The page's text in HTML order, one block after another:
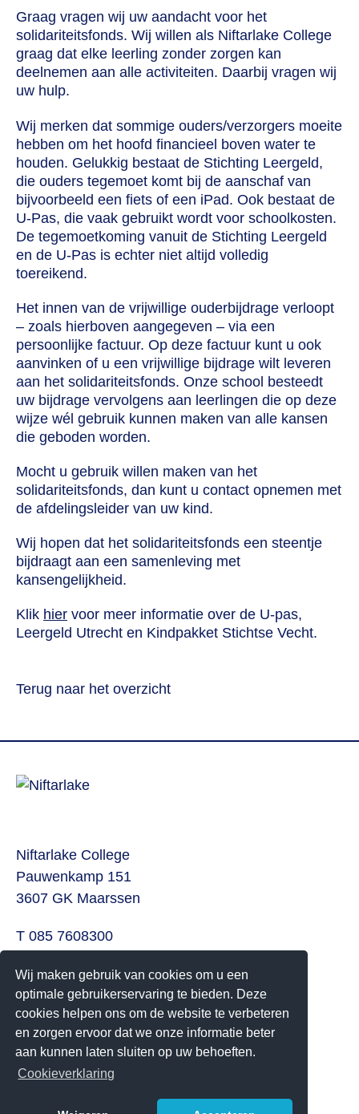
Wij maken gebruik van cookies om u een
optimale gebruikerservaring te bieden. Deze
cookies helpen ons om de website te verbeteren
en zorgen ervoor dat we onze informatie beter
aan kunnen laten sluiten op uw behoeften.
Cookieverklaring
Graag vragen wij uw aandacht voor het
solidariteitsfonds. Wij willen als Niftarlake College
graag dat elke leerling zonder zorgen kan
deelnemen aan alle activiteiten. Daarbij vragen wij
uw hulp.
Wij merken dat sommige ouders/verzorgers moeite
hebben om het hoofd financieel boven water te
houden. Gelukkig bestaat de Stichting Leergeld,
die ouders tegemoet komt bij de aanschaf van
bijvoorbeeld een fiets of een iPad. Ook bestaat de
U-Pas, die vaak gebruikt wordt voor schoolkosten.
De tegemoetkoming vanuit de Stichting Leergeld
en de U-Pas is echter niet altijd volledig
toereikend.
Het innen van de vrijwillige ouderbijdrage verloopt
– zoals hierboven aangegeven – via een
persoonlijke factuur. Op deze factuur kunt u ook
aanvinken of u een vrijwillige bijdrage wilt leveren
aan het solidariteitsfonds. Onze school besteedt
uw bijdrage vervolgens aan leerlingen die op deze
wijze wél gebruik kunnen maken van alle kansen
die geboden worden.
Mocht u gebruik willen maken van het
solidariteitsfonds, dan kunt u contact opnemen met
de afdelingsleider van uw kind.
Wij hopen dat het solidariteitsfonds een steentje
bijdraagt aan een samenleving met
kansengelijkheid.
Klik hier voor meer informatie over de U-pas,
Leergeld Utrecht en Kindpakket Stichtse Vecht.
Terug naar het overzicht
Niftarlake College
Pauwenkamp 151
3607 GK Maarssen
T 085 7608300
Volg ons ook op:
Twitter
Youtube
Het Niftarlake College heeft het predicaat Technasium